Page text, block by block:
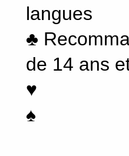
langues
♣
de 14 ans
♥
♠